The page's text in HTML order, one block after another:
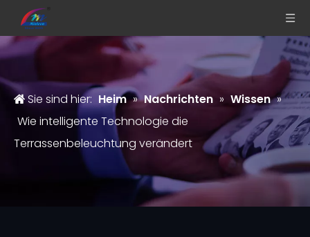
Sie sind hier: Heim » Nachrichten » Wissen »
Wie intelligente Technologie die
Terrassenbeleuchtung verändert